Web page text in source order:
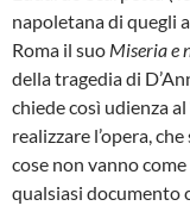
napoletana di quegli
Roma il suo Miseria e
della tragedia di
chiede così udienza
realizzare l’opera,
cose non vanno
qualsiasi documento